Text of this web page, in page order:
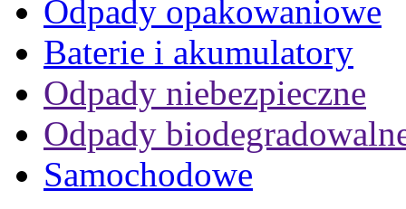
Odpady opakowaniowe
Baterie i akumulatory
Odpady niebezpieczne
Odpady
Samochodowe